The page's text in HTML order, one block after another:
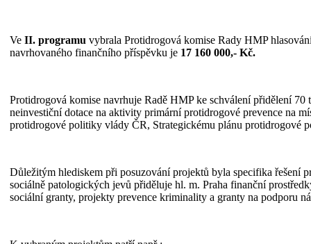
Ve II. programu vybrala Protidrogová komise Rady HMP
navrhovaného finančního příspěvku je 17 160 000,- Kč.
Protidrogová komise navrhuje Radě HMP ke schválení přidělení
neinvestiční dotace na aktivity primární protidrogové prevence na
protidrogové politiky vlády ČR, Strategickému plánu protidrogové
Důležitým hlediskem při posuzování projektů byla specifika řešení
sociálně patologických jevů přiděluje hl. m. Praha finanční
sociální granty, projekty prevence kriminality a granty na podporu